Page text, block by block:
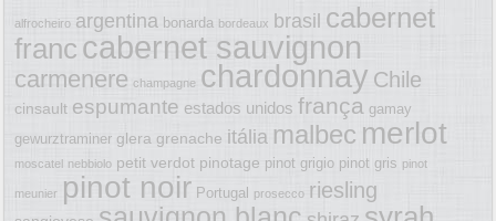
alfrocheiro argentina bonarda bordeaux brasil cabernet
franc cabernet sauvignon
carmenere champagne chardonnay Chile
cinsault espumante estados unidos frança gamay
gewurztraminer glera grenache itália malbec merlot
moscatel nebbiolo petit verdot pinotage pinot grigio pinot gris pinot
meunier pinot noir Portugal prosecco riesling